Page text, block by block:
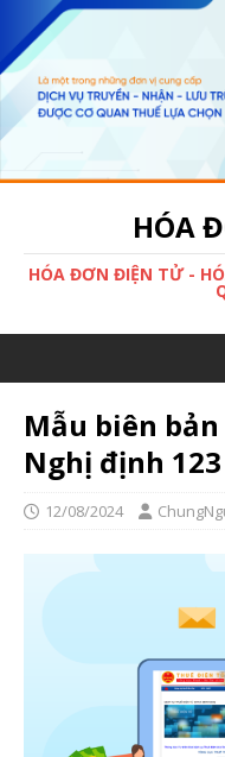
HÓA
HÓA ĐƠN ĐIỆN TỬ -
Mẫu biên
Nghị định
12/08/2024